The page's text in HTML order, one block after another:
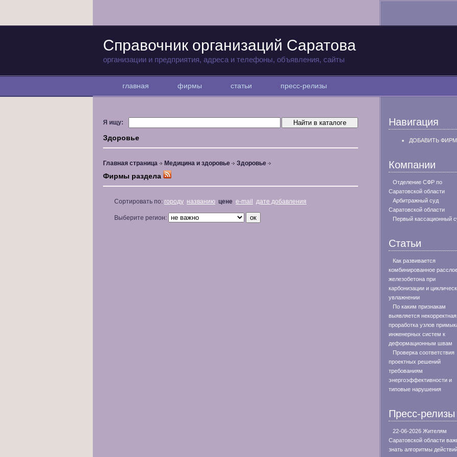
Справочник организаций Саратова
организации и предприятия, адреса и телефоны, объявления, сайты
главная фирмы статьи пресс-релизы
Я ищу:
Здоровье
Главная страница Медицина и здоровье Здоровье
Фирмы раздела
Сортировать по: городу названию цене e-mail дате добавления
Выберите регион:
Навигация
ДОБАВИТЬ
Компании
Отделение СФР по
Саратовской области
Арбитражный суд
Саратовской области
Первый кассационный
Статьи
Как развивается
комбинированное
железобетона при
карбонизации и
увлажнении
По каким признакам
выявляется некорректная
проработка узлов
инженерных систем к
деформационным швам
Проверка соответствия
проектных решений
требованиям
энергоэффективности и
типовые нарушения
Пресс-релизы
22-06-2026 Жителям
Саратовской области
знать алгоритмы